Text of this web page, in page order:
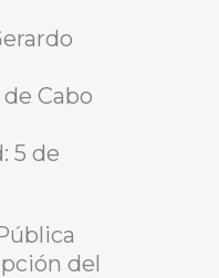
Cabo
5 de
del